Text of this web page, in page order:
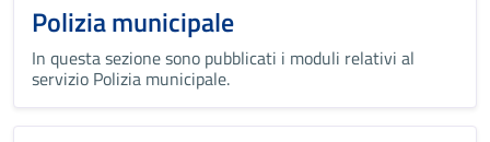
Polizia municipale
In questa sezione sono pubblicati i moduli relativi al
servizio Polizia municipale.